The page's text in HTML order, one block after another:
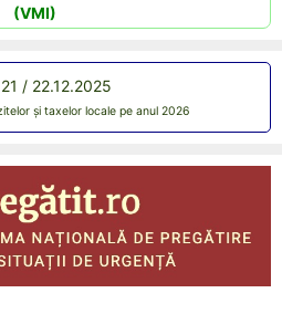
(VMI)
/ 22.12.2025
și taxelor locale pe anul 2026